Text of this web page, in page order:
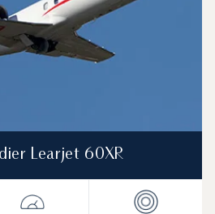
Learjet 60XR